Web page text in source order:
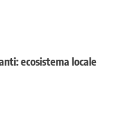
ecosistema locale